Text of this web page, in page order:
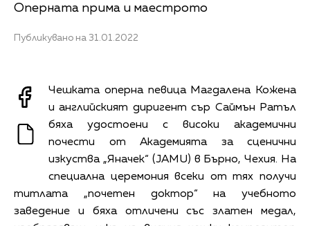
Оперната прима и маестрото
Публикувано на 31.01.2022
Чешката оперна певица Магдалена Кожена
и английският диригент сър Саймън Ратъл
бяха удостоени с високи академични
почести от Академията за сценични
изкуства „Яначек“ (JAMU) в Бърно, Чехия. На
специална церемония всеки от тях получи
титлата „почетен доктор“ на учебното
заведение и бяха отличени със златен медал,